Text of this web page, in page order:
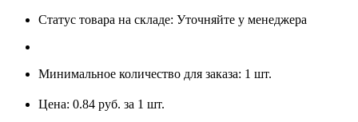
Статус товара на складе: Уточняйте у менеджера
Минимальное количество для заказа: 1 шт.
Цена: 0.84 руб. за 1 шт.